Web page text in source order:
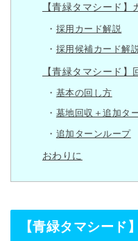
【青緑タマシード】
採用カード解説
採用候補カード解
【青緑タマシード】
基本の回し方
墓地回収＋追加タ
追加ターンループ
おわりに
【青緑タマシード